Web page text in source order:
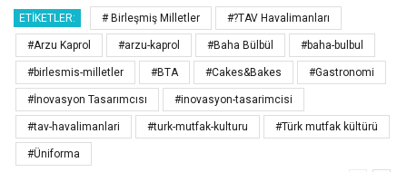
ETIKETLER: # Birleşmiş Milletler #?TAV Havalimanları
#Arzu Kaprol #arzu-kaprol #Baha Bülbül #baha-bulbul
#birlesmis-milletler #BTA #Cakes&Bakes #Gastronomi
#İnovasyon Tasarımcısı #inovasyon-tasarimcisi
#tav-havalimanlari #turk-mutfak-kulturu #Türk mutfak kültürü
#Üniforma